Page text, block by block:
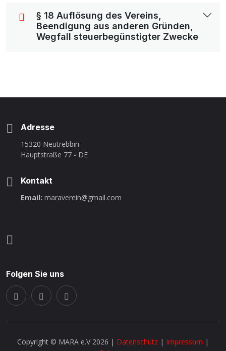
§ 18 Auflösung des Vereins,
Beendigung aus anderen Gründen,
Wegfall steuerbegünstigter Zwecke
Adresse
15320 Neutrebbin
Hauptstraße 77 - DE
Kontakt
Email: maraverein@gmail.com
Folgen Sie uns
Copyright © MARA e.V 2026 | Datenschutz | Impressum |